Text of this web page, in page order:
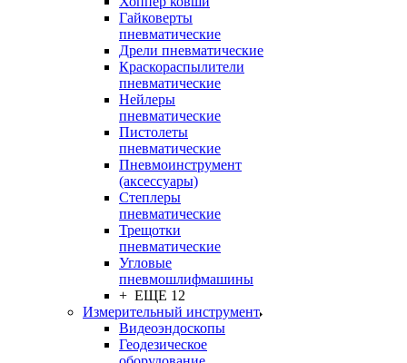
Гайковерты
пневматические
Дрели пневматические
Краскораспылители
пневматические
Нейлеры
пневматические
Пистолеты
пневматические
Пневмоинструмент
(аксессуары)
Степлеры
пневматические
Трещотки
пневматические
Угловые
пневмошлифмашины
+ ЕЩЕ 12
Измерительный инструмент
Видеоэндоскопы
Геодезическое